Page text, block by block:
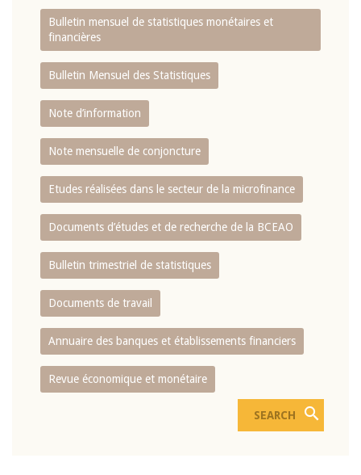
Bulletin mensuel de statistiques monétaires et
financières
Bulletin Mensuel des Statistiques
Note d’information
Note mensuelle de conjoncture
Etudes réalisées dans le secteur de la microfinance
Documents d’études et de recherche de la BCEAO
Bulletin trimestriel de statistiques
Documents de travail
Annuaire des banques et établissements financiers
Revue économique et monétaire